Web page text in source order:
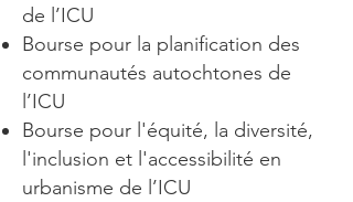
de l’ICU
Bourse pour la planification des
communautés autochtones de
l’ICU
Bourse pour l'équité, la diversité,
l'inclusion et l'accessibilité en
urbanisme de l’ICU